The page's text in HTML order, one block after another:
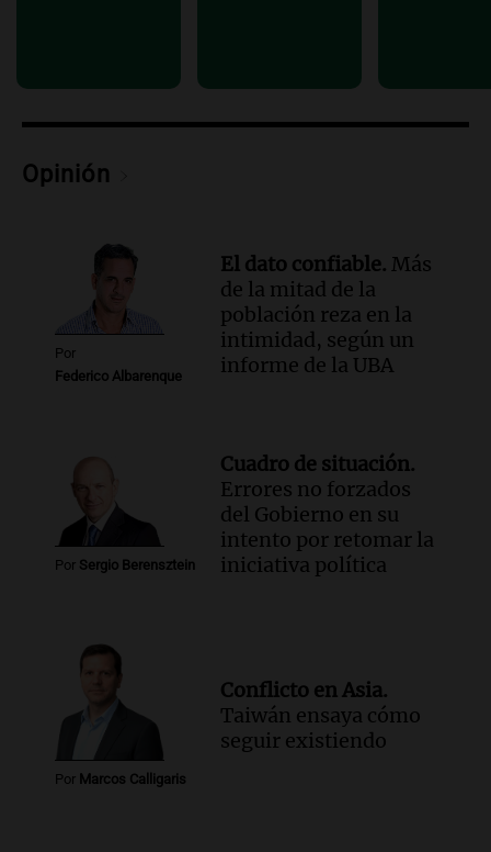
mejoras en programas sociales
Episodios
Cayetano avanza hacia el Monumento
Noticias Rosario
Episodios
Opinión
Por
Federico Albarenque
El dato confiable. Más
de la mitad de la
población reza en la
intimidad, según un
informe de la UBA
Por Sergio Berensztein
Cuadro de situación.
Errores no forzados
del Gobierno en su
intento por retomar la
iniciativa política
Por Marcos Calligaris
Conflicto en Asia.
Taiwán ensaya cómo
seguir existiendo